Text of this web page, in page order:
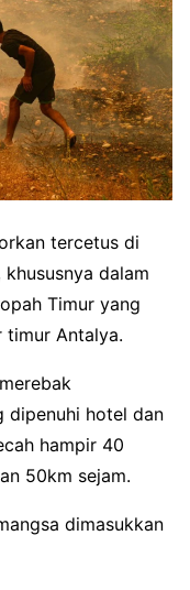
tercetus di
dalam
Timur yang
Antalya.
dipenuhi hotel dan
hampir 40
50km sejam.
dimasukkan